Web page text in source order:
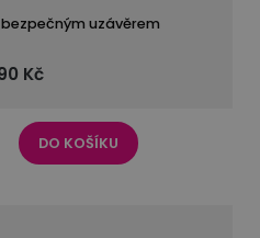
uzávěrem
Kč
DO KOŠÍKU